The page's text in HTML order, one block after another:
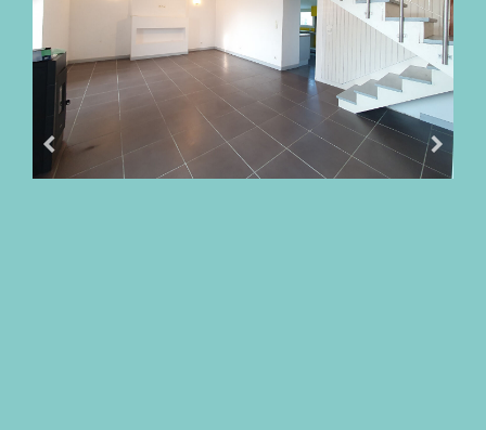
NOS
HONORAIRES
ACHETER
PARKI
VENDRE
AVEC